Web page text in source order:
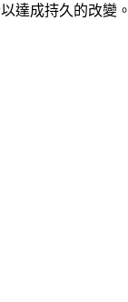
達成持久的改變。